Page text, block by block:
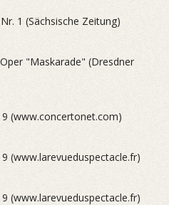
1 (Sächsische Zeitung)
"Maskarade" (Dresdner
(www.concertonet.com)
(www.larevueduspectacle.fr)
(www.larevueduspectacle.fr)